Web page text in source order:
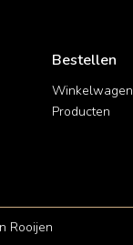
Bestellen
Winkelwagen
Producten
Rooijen